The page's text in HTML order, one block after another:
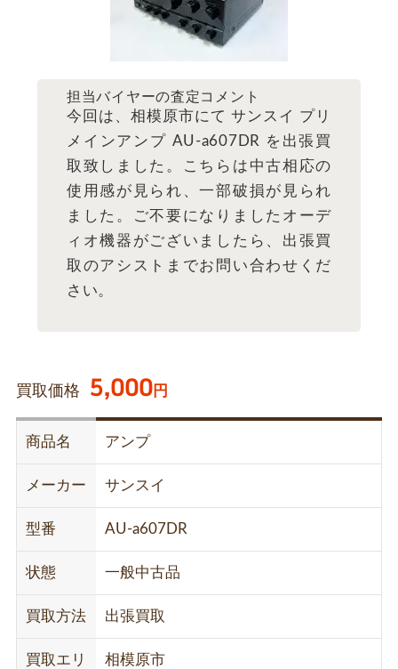
担当バイヤーの査定コメント
今回は、相模原市にて サンスイ プリ
メインアンプ AU-a607DR を出張買
取致しました。こちらは中古相応の
使用感が見られ、一部破損が見られ
ました。ご不要になりましたオーデ
ィオ機器がございましたら、出張買
取のアシストまでお問い合わせくだ
さい。
買取価格 5,000円
商品名 アンプ
メーカー サンスイ
型番 AU-a607DR
状態 一般中古品
買取方法 出張買取
買取エリ
相模原市